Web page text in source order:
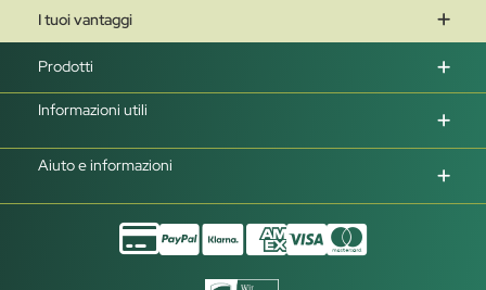
I tuoi vantaggi
Prodotti
Informazioni utili
Aiuto e informazioni